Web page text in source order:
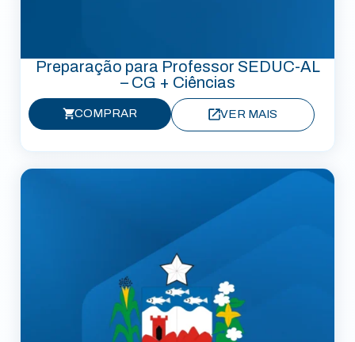
Preparação para Professor SEDUC-AL
– CG + Ciências
COMPRAR VER MAIS